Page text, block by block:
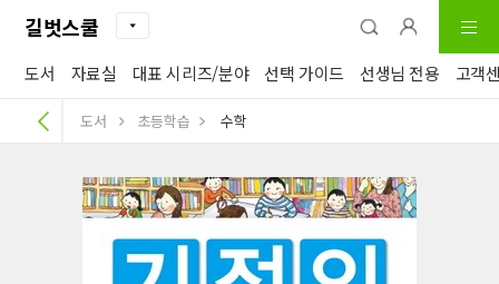
길벗스쿨
도서 자료실 대표 시리즈/분야 선택 가이드 선생님 전용 고객
도서 초등학습 수학